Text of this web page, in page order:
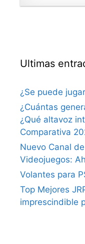
Ultimas
¿Se puede
¿Cuántas
¿Qué altavoz
Comparativa
Nuevo Canal
Videojuegos:
Volantes para
Top Mejores
imprescindible